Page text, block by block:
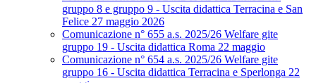
gruppo 8 e gruppo 9 - Uscita didattica Terracina e San
Felice 27 maggio 2026
Comunicazione n° 655 a.s. 2025/26 Welfare gite
gruppo 19 - Uscita didattica Roma 22 maggio
Comunicazione n° 654 a.s. 2025/26 Welfare gite
gruppo 16 - Uscita didattica Terracina e Sperlonga 22